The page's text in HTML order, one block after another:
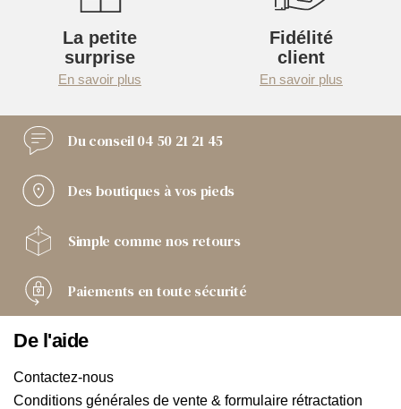
La petite
surprise
En savoir plus
Fidélité
client
En savoir plus
Du conseil04 50 21 21 45
Des boutiques à vos pieds
Simple comme nos retours
Paiements en toute sécurité
De l'aide
Contactez-nous
Conditions générales de vente & formulaire rétractation